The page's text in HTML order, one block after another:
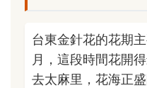
台東金針花的花期
月，這段時間花開
去太麻里，花海正